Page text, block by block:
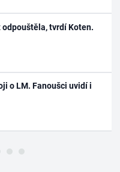
tvrdí Koten.
o LM. Fanoušci uvidí i